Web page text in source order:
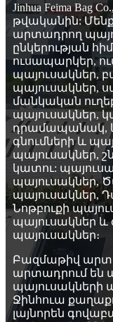
Jinhua Feima Bag
թվականին:
արտադրող
ընկերության
ուսապարկեր,
պայուսակներ,
պայուսակներ,
մանկական
պայուսակներ,
դրամապանակ,
գնումների և
պայուսակներ,
կատու:
պայուսակներ,
պայուսակներ,
Նոթբուքի
պայուսակներ և
պայուսակներ։
Բազմաթիվ
արտադրում են
պայուսակների
Ջինհուա
լայնորեն